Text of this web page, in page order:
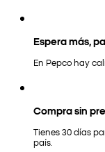
Espera más,
En Pepco hay
Compra sin
Tienes 30 días
país.